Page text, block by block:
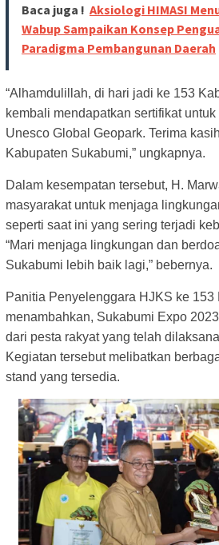
Baca juga ! Aksiologi HIMASI
Wabup Sampaikan Konsep
Paradigma Pembangunan Daerah
“Alhamdulillah, di hari jadi ke 153
kembali mendapatkan sertifikat
Unesco Global Geopark. Terima
Kabupaten Sukabumi,” ungkapnya.
Dalam kesempatan tersebut, H.
masyarakat untuk menjaga
seperti saat ini yang sering terjadi
“Mari menjaga lingkungan dan
Sukabumi lebih baik lagi,” bebernya.
Panitia Penyelenggara HJKS ke 153
menambahkan, Sukabumi Expo
dari pesta rakyat yang telah
Kegiatan tersebut melibatkan
stand yang tersedia.